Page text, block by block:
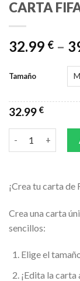
CARTA
32.99 € –
Tamaño
32.99 €
CARTA FIFA
¡Crea tu carta de
Crea una carta
sencillos:
Elige el
¡Edita la carta